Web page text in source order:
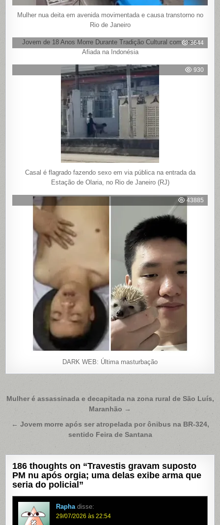
Mulher nua deita em avenida movimentada e causa transtorno no
Rio de Janeiro
3644
Jovem de 18 Anos Morre Durante Tradição Cultural com Arma
Afiada na Indonésia
930
Casal é flagrado fazendo sexo em via pública na entrada da
Estação de Olaria, no Rio de Janeiro (RJ)
43885
DARK WEB: Última masturbação
Navegação
Post
Mulher é assassinada e decapitada na zona rural de São Luís,
Maranhão →
← Jovem morre após ser atropelada por ônibus na BR-324,
sentido Feira de Santana
186 thoughts on “Travestis gravam suposto
PM nu após orgia; uma delas exibe arma que
seria do policial ”
Rapha disse:
29/07/2026 às 22:54